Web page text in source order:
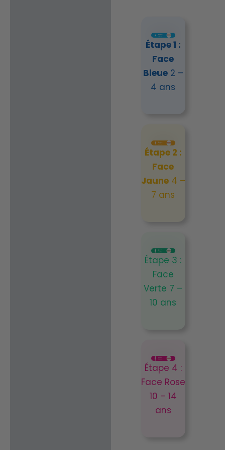
Étape 1 :
Face
Bleue2 –
4 ans
Étape 2 :
Face
Jaune4 –
7 ans
Étape 3 :
Face
Verte 7 –
10 ans
Étape 4 :
Face Rose
10 – 14
ans